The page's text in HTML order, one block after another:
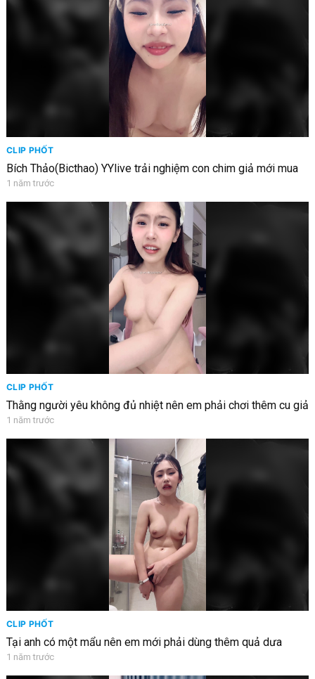
CLIP PHỐT
Bích Thảo(Bicthao) YYlive trải nghiệm con chim giả mới mua
1 năm trước
CLIP PHỐT
Thằng người yêu không đủ nhiệt nên em phải chơi thêm cu giả
1 năm trước
CLIP PHỐT
Tại anh có một mẩu nên em mới phải dùng thêm quả dưa
1 năm trước